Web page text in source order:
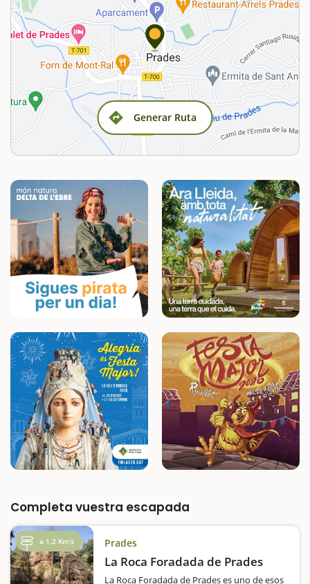
Generar Ruta
Completa vuestra escapada
a 1,2 Km's Prades
La Roca Foradada de Prades
La Roca Foradada de Prades es uno de esos